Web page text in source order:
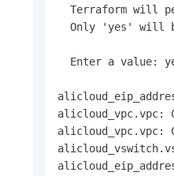
Terraform will
Only 'yes' will
Enter a value:
alicloud_vpc.vpc:
alicloud_vpc.vpc: